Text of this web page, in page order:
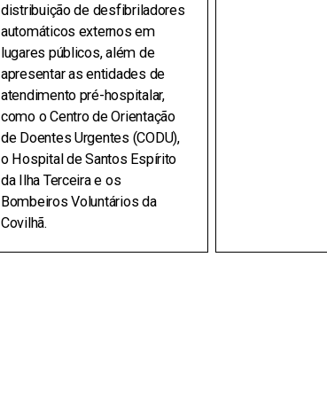
distribuição de desfibriladores
automáticos externos em
lugares públicos, além de
apresentar as entidades de
atendimento pré-hospitalar,
como o Centro de Orientação
de Doentes Urgentes (CODU),
o Hospital de Santos Espírito
da Ilha Terceira e os
Bombeiros Voluntários da
Covilhã.